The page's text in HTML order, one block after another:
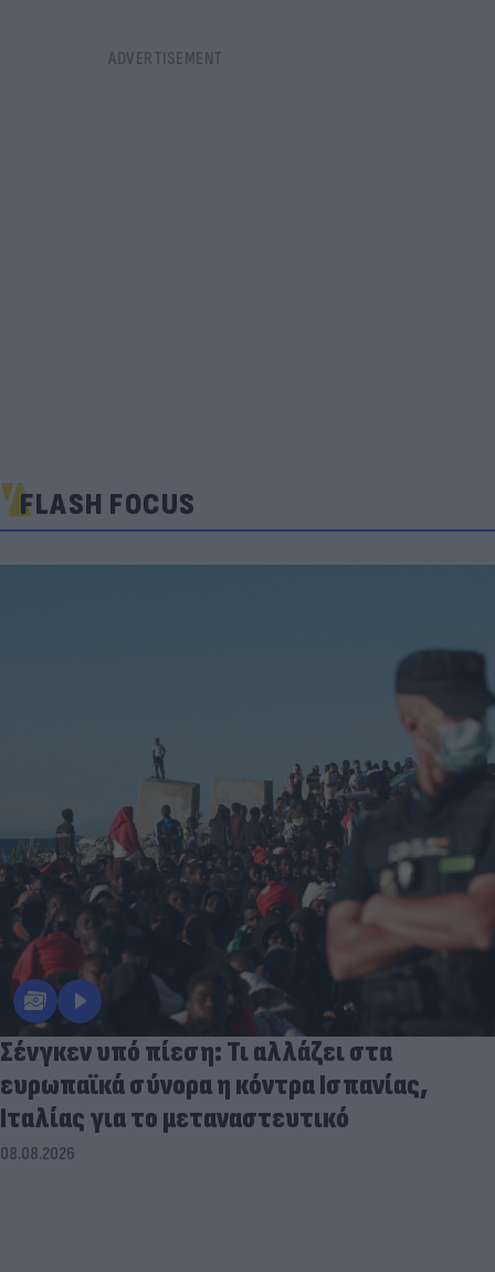
FLASH FOCUS
Σένγκεν υπό πίεση: Τι αλλάζει στα
ευρωπαϊκά σύνορα η κόντρα Ισπανίας,
Ιταλίας για το μεταναστευτικό
08.08.2026